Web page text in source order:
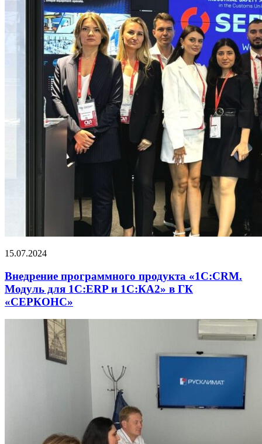
15.07.2024
Внедрение программного продукта «1С:CRM.
Модуль для 1С:ERP и 1С:КА2» в ГК
«СЕРКОНС»